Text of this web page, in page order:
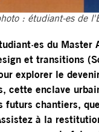
: étudiant-es de
du Master
et transitions
explorer le
cette enclave
futurs chantiers,
à la